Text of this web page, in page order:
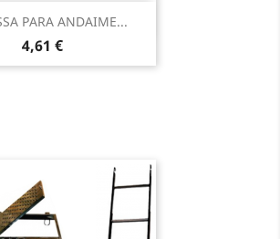
PARA ANDAIME...
Preço
4,61 €
Vista rápida